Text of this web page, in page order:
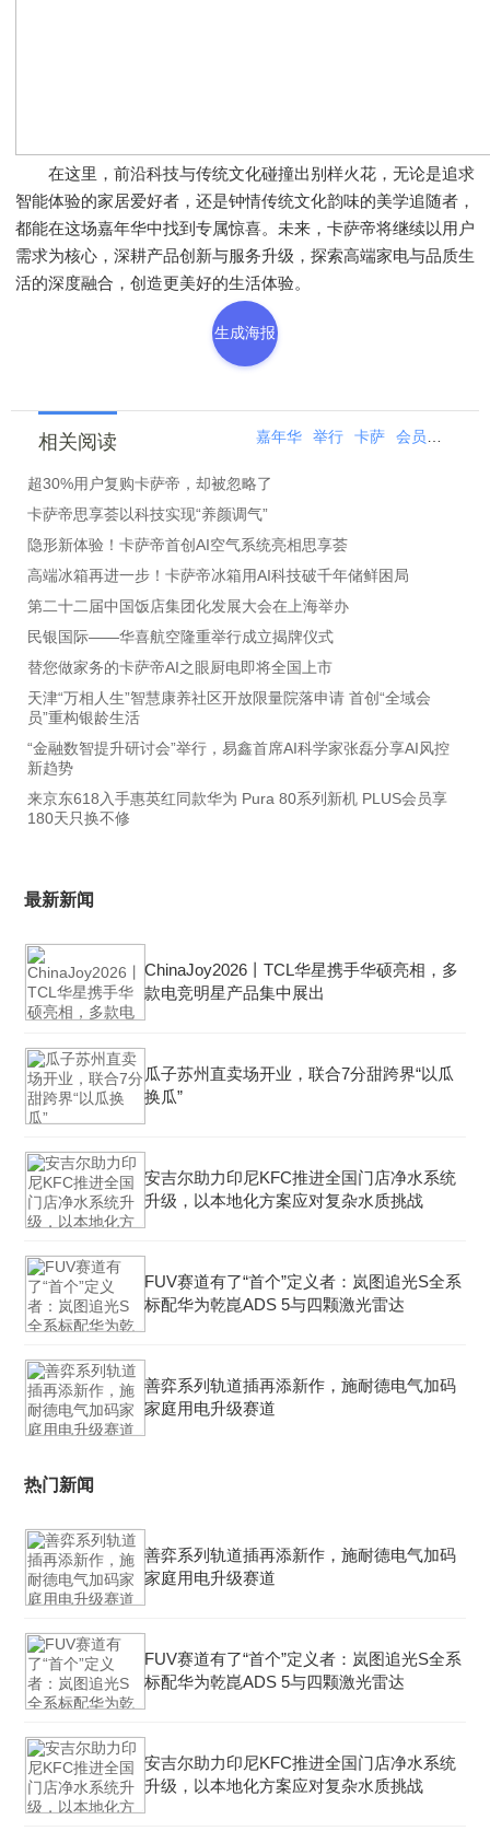
在这里，前沿科技与传统文化碰撞出别样火花，无论是追求
智能体验的家居爱好者，还是钟情传统文化韵味的美学追随者，
都能在这场嘉年华中找到专属惊喜。未来，卡萨帝将继续以用户
需求为核心，深耕产品创新与服务升级，探索高端家电与品质生
活的深度融合，创造更美好的生活体验。
生成海报
相关阅读 嘉年华 举行 卡萨 会员
超30%用户复购卡萨帝，却被忽略了
卡萨帝思享荟以科技实现“养颜调气”
隐形新体验！卡萨帝首创AI空气系统亮相思享荟
高端冰箱再进一步！卡萨帝冰箱用AI科技破千年储鲜困局
第二十二届中国饭店集团化发展大会在上海举办
民银国际——华喜航空隆重举行成立揭牌仪式
替您做家务的卡萨帝AI之眼厨电即将全国上市
天津“万相人生”智慧康养社区开放限量院落申请 首创“全域会
员”重构银龄生活
“金融数智提升研讨会”举行，易鑫首席AI科学家张磊分享AI风控
新趋势
来京东618入手惠英红同款华为 Pura 80系列新机 PLUS会员享
180天只换不修
最新新闻
ChinaJoy2026丨TCL华星携手华硕亮相，多
款电竞明星产品集中展出
瓜子苏州直卖场开业，联合7分甜跨界“以瓜
换瓜”
安吉尔助力印尼KFC推进全国门店净水系统
升级，以本地化方案应对复杂水质挑战
FUV赛道有了“首个”定义者：岚图追光S全系
标配华为乾崑ADS 5与四颗激光雷达
善弈系列轨道插再添新作，施耐德电气加码
家庭用电升级赛道
热门新闻
善弈系列轨道插再添新作，施耐德电气加码
家庭用电升级赛道
FUV赛道有了“首个”定义者：岚图追光S全系
标配华为乾崑ADS 5与四颗激光雷达
安吉尔助力印尼KFC推进全国门店净水系统
升级，以本地化方案应对复杂水质挑战